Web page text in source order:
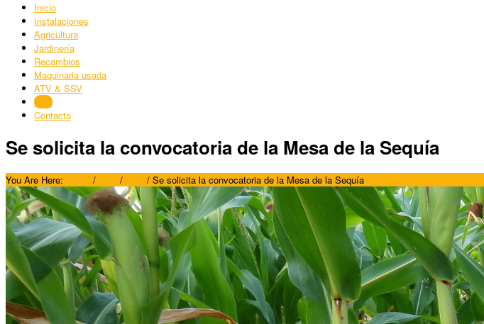
Inicio
Instalaciones
Agricultura
Jardinería
Recambios
Maquinaria usada
ATV & SSV
Blog
Contacto
Se solicita la convocatoria de la Mesa de la Sequía
You Are Here: / / / Se solicita la convocatoria de la Mesa de la Sequía